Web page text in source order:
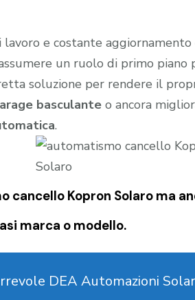
lavoro e costante
un ruolo di primo piano
soluzione per rendere il
basculante o ancora
.
cancello Kopron Solaro ma
marca o modello.
DEA Automazioni